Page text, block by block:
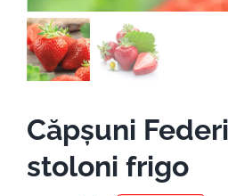
Căpșuni
stoloni frigo